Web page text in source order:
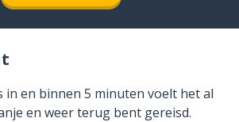
in en binnen 5 minuten voelt het al
en weer terug bent gereisd.